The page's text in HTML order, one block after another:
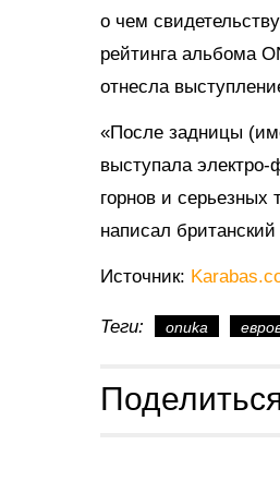
о чем
рейтинга альбома
отнесла
«После задницы
выступала
горнов и серьезных
написал
Источник:
Теги: onuka